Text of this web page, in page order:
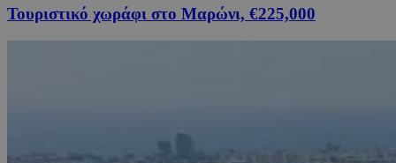
Τουριστικό χωράφι στο Μαρώνι, €225,000